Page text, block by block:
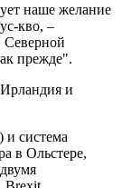
наше желание
кво, –
Северной
прежде".
и
и система
в Ольстере,